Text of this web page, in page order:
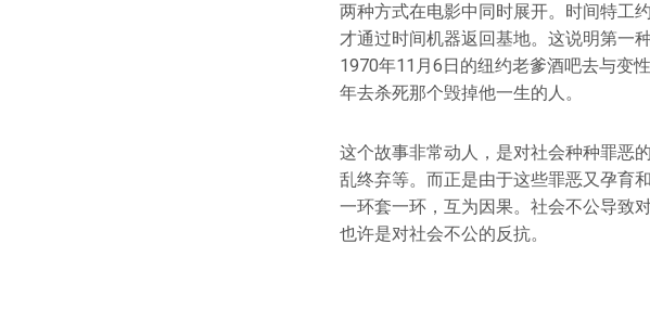
两种方式在电影中同时展开。时间特工
才通过时间机器返回基地。这说明第一
1970年11月6日的纽约老爹酒吧去与变
年去杀死那个毁掉他一生的人。
这个故事非常动人，是对社会种种罪恶
乱终弃等。而正是由于这些罪恶又孕育
一环套一环，互为因果。社会不公导致
也许是对社会不公的反抗。